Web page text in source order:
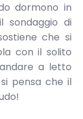
dormono in
sondaggio di
che si
con il solito
a letto
pensa che il